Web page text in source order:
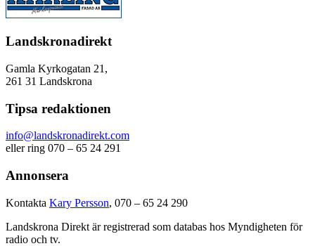
Landskronadirekt
Gamla Kyrkogatan 21,
261 31 Landskrona
Tipsa redaktionen
info@landskronadirekt.com
eller ring 070 – 65 24 291
Annonsera
Kontakta Kary Persson, 070 – 65 24 290
Landskrona Direkt är registrerad som databas hos Myndigheten för
radio och tv.